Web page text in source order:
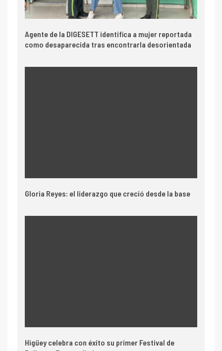
Agente de la DIGESETT identifica a mujer reportada
como desaparecida tras encontrarla desorientada
Gloria Reyes: el liderazgo que creció desde la base
Higüey celebra con éxito su primer Festival de